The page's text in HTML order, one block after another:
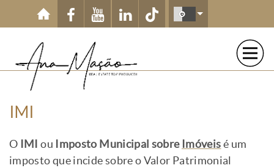
Passar para o conteúdo principal
IMI
O IMI ou Imposto Municipal sobre Imóveis é um
imposto que incide sobre o Valor Patrimonial